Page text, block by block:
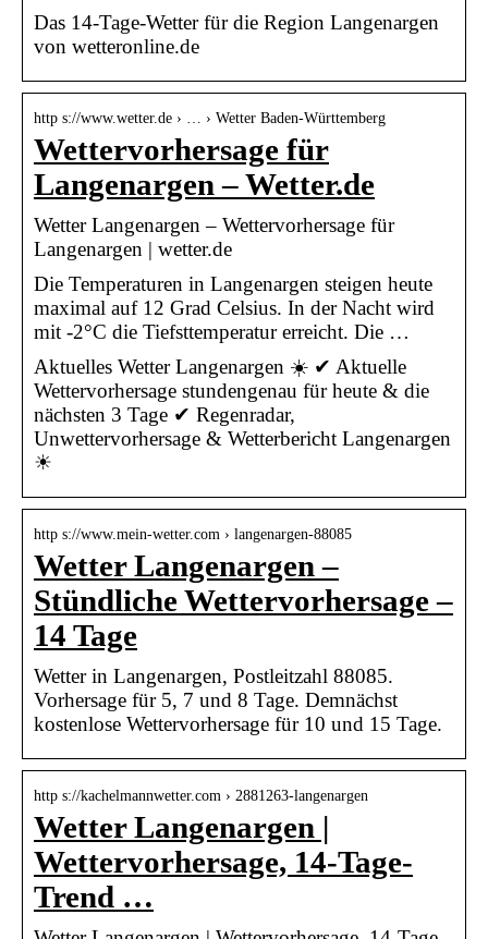
Das 14-Tage-Wetter für die Region Langenargen
von wetteronline.de
http s://www.wetter.de › … › Wetter Baden-Württemberg
Wettervorhersage für
Langenargen – Wetter.de
Wetter Langenargen – Wettervorhersage für
Langenargen | wetter.de
Die Temperaturen in Langenargen steigen heute
maximal auf 12 Grad Celsius. In der Nacht wird
mit -2°C die Tiefsttemperatur erreicht. Die …
Aktuelles Wetter Langenargen ☀️ ✔ Aktuelle
Wettervorhersage stundengenau für heute & die
nächsten 3 Tage ✔ Regenradar,
Unwettervorhersage & Wetterbericht Langenargen
☀
http s://www.mein-wetter.com › langenargen-88085
Wetter Langenargen –
Stündliche Wettervorhersage –
14 Tage
Wetter in Langenargen, Postleitzahl 88085.
Vorhersage für 5, 7 und 8 Tage. Demnächst
kostenlose Wettervorhersage für 10 und 15 Tage.
http s://kachelmannwetter.com › 2881263-langenargen
Wetter Langenargen |
Wettervorhersage, 14-Tage-
Trend …